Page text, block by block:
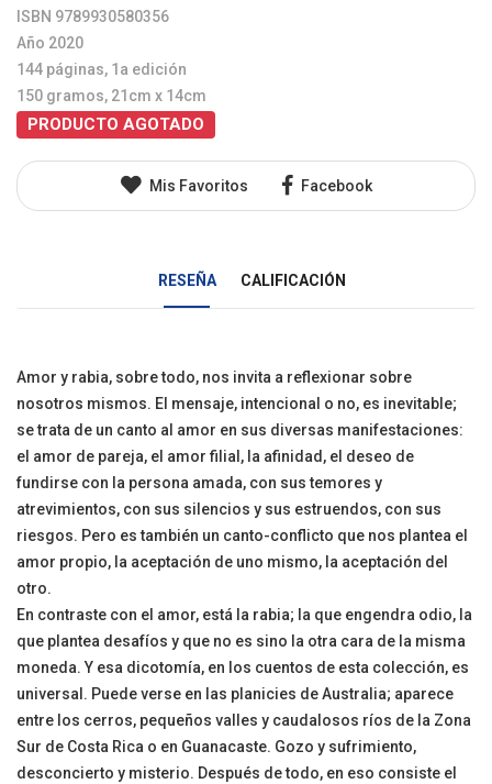
ISBN 9789930580356
Año 2020
144 páginas, 1a edición
150 gramos, 21cm x 14cm
PRODUCTO AGOTADO
Mis Favoritos Facebook
RESEÑA CALIFICACIÓN
Amor y rabia, sobre todo, nos invita a reflexionar sobre
nosotros mismos. El mensaje, intencional o no, es inevitable;
se trata de un canto al amor en sus diversas manifestaciones:
el amor de pareja, el amor filial, la afinidad, el deseo de
fundirse con la persona amada, con sus temores y
atrevimientos, con sus silencios y sus estruendos, con sus
riesgos. Pero es también un canto-conflicto que nos plantea el
amor propio, la aceptación de uno mismo, la aceptación del
otro.
En contraste con el amor, está la rabia; la que engendra odio, la
que plantea desafíos y que no es sino la otra cara de la misma
moneda. Y esa dicotomía, en los cuentos de esta colección, es
universal. Puede verse en las planicies de Australia; aparece
entre los cerros, pequeños valles y caudalosos ríos de la Zona
Sur de Costa Rica o en Guanacaste. Gozo y sufrimiento,
desconcierto y misterio. Después de todo, en eso consiste el